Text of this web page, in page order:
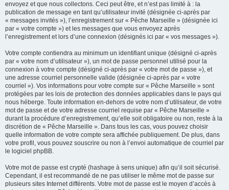
envoyez et que nous collectons. Ceci peut être, et n’est pas limité à : la
publication de message en tant qu’utilisateur invité (désignée ci-après par
« messages invités »), l’enregistrement sur « Pêche Marseille » (désignée ici
par « votre compte ») et les messages que vous envoyez après
l’enregistrement et lors d’une connexion (désignés ici par « vos messages »).
Votre compte contiendra au minimum un identifiant unique (désigné ci-après
par « votre nom d’utilisateur »), un mot de passe personnel utilisé pour la
connexion à votre compte (désigné ci-après par « votre mot de passe »), et
une adresse courriel personnelle valide (désignée ci-après par « votre
courriel »). Vos informations pour votre compte sur « Pêche Marseille » sont
protégées par les lois de protection des données applicables dans le pays qui
nous héberge. Toute information en-dehors de votre nom d’utilisateur, de votre
mot de passe et de votre adresse courriel requise par « Pêche Marseille »
durant la procédure d’enregistrement, qu’elle soit obligatoire ou non, reste à la
discrétion de « Pêche Marseille ». Dans tous les cas, vous pouvez choisir
quelle information de votre compte sera affichée publiquement. De plus, dans
votre profil, vous pouvez souscrire ou non à l’envoi automatique de courriel par
le logiciel phpBB.
Votre mot de passe est crypté (hashage à sens unique) afin qu’il soit sécurisé.
Cependant, il est recommandé de ne pas utiliser le même mot de passe sur
plusieurs sites Internet différents. Votre mot de passe est le moyen d’accès à